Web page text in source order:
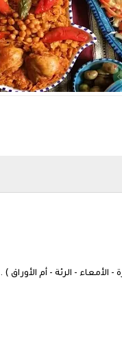
الأمعاء - الرئة - أم الأوراق ) .